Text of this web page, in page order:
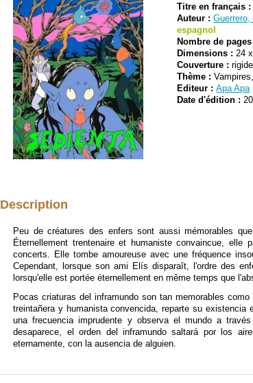
Titre en français :
Auteur :Guerrero,
espagnol
Nombre de pages
Dimensions : 24
Couverture : rigide
Thème :
Editeur :Apa Apa
Date d'édition :
Description
Peu de créatures des enfers sont aussi mémorables
Éternellement trentenaire et humaniste convaincue,
concerts. Elle tombe amoureuse avec une fréquence
Cependant, lorsque son ami Elís disparaît, l'ordre des
lorsqu'elle est portée éternellement en même temps que
Pocas criaturas del inframundo son tan memorables
treintañera y humanista convencida, reparte su
una frecuencia imprudente y observa el mundo a
desaparece, el orden del inframundo saltará por los
eternamente, con la ausencia de alguien.